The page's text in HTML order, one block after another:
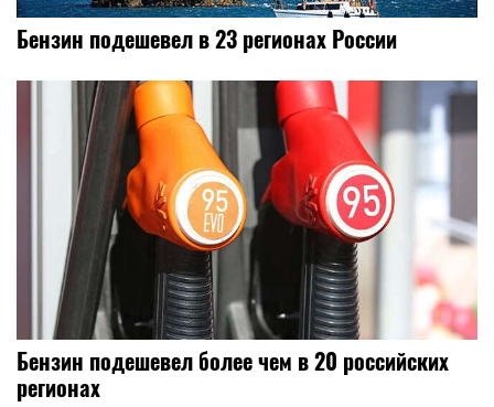
Бензин подешевел в 23 регионах России
Бензин подешевел более чем в 20 российских
регионах